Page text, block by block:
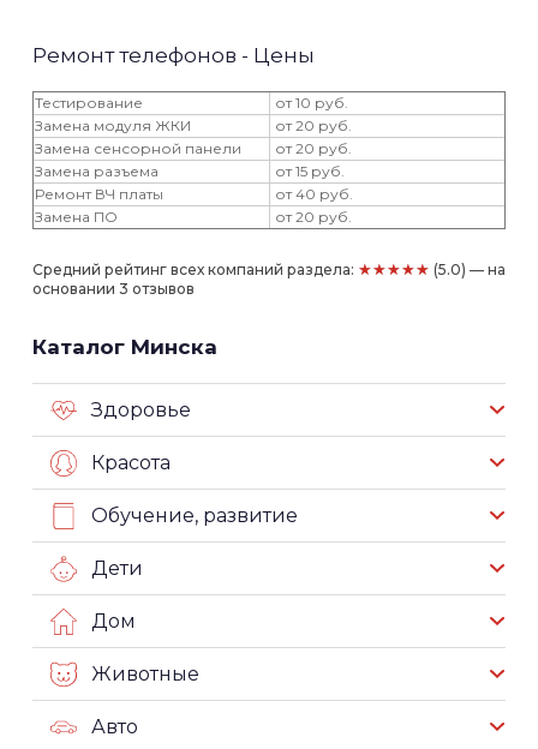
Ремонт телефонов - Цены
Тестирование
от 10 руб.
Замена модуля ЖКИ
от 20 руб.
Замена сенсорной панели
от 20 руб.
Замена разъема
от 15 руб.
Ремонт ВЧ платы
от 40 руб.
Замена ПО
от 20 руб.
Средний рейтинг всех компаний раздела: ★★★★★ (5.0) — на
основании 3 отзывов
Каталог Минска
Здоровье
Красота
Обучение, развитие
Дети
Дом
Животные
Авто